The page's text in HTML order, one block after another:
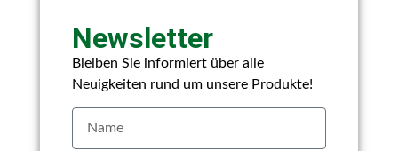
Newsletter
Bleiben Sie informiert über alle
Neuigkeiten rund um unsere Produkte!